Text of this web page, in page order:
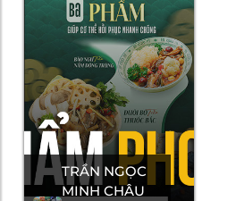
TRẦN NGỌC
MINH CHÂU